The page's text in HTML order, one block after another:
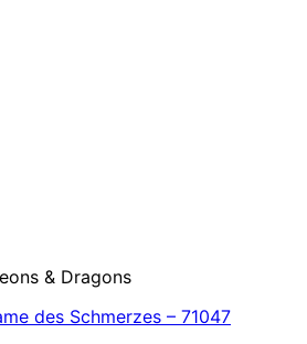
& Dragons
des Schmerzes – 71047